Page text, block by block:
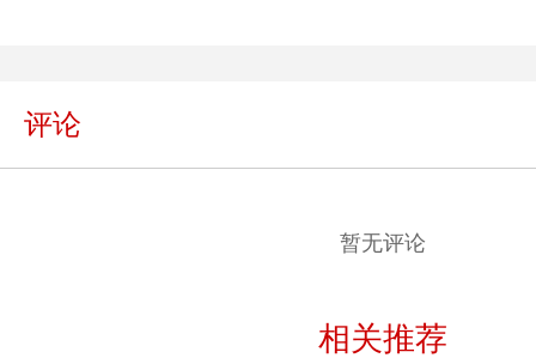
评论
暂无评论
相关推荐